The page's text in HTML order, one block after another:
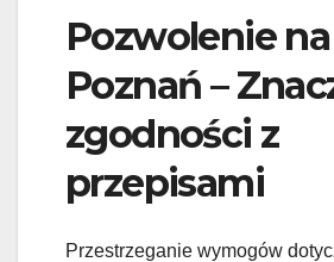
Pozwolenie
Poznań –
zgodności z
przepisami
Przestrzeganie wymogów